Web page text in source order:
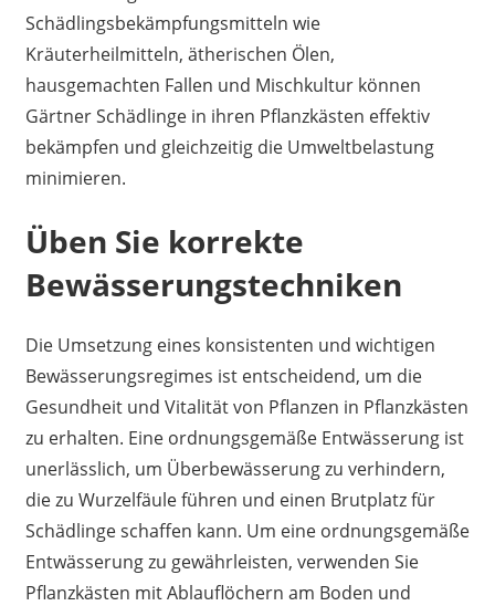
Schädlingsbekämpfungsmitteln wie
Kräuterheilmitteln, ätherischen Ölen,
hausgemachten Fallen und Mischkultur können
Gärtner Schädlinge in ihren Pflanzkästen effektiv
bekämpfen und gleichzeitig die Umweltbelastung
minimieren.
Üben Sie korrekte
Bewässerungstechniken
Die Umsetzung eines konsistenten und wichtigen
Bewässerungsregimes ist entscheidend, um die
Gesundheit und Vitalität von Pflanzen in Pflanzkästen
zu erhalten. Eine ordnungsgemäße Entwässerung ist
unerlässlich, um Überbewässerung zu verhindern,
die zu Wurzelfäule führen und einen Brutplatz für
Schädlinge schaffen kann. Um eine ordnungsgemäße
Entwässerung zu gewährleisten, verwenden Sie
Pflanzkästen mit Ablauflöchern am Boden und